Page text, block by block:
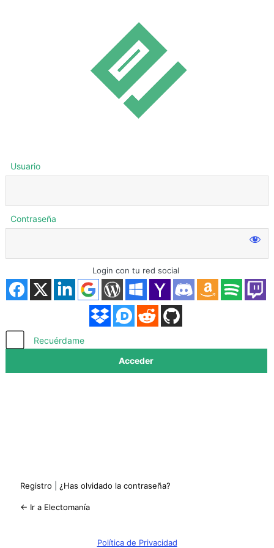
Acceder
Usuario
Contraseña
Login con tu red social
Recuérdame
Registro ¿Has olvidado la contraseña?
← Ir a Electomanía
Política de Privacidad